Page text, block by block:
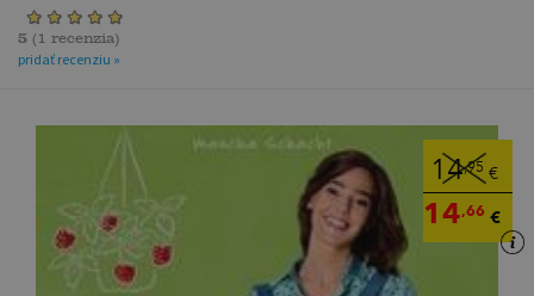
5 ( 1 recenzia)
pridať recenziu »
14,95 €
14,66 €